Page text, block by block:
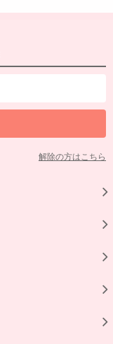
解除の方はこちら